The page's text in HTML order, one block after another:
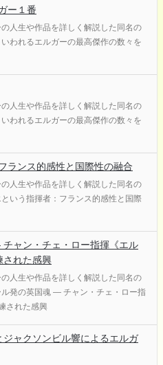
ー１番
人生や作品を詳しく解説した同名の
われるエルガーの最高傑作の数々を
人生や作品を詳しく解説した同名の
われるエルガーの最高傑作の数々を
ランス的感性と国際性の融合
人生や作品を詳しく解説した同名の
いう指揮者：フランス的感性と国際
ャン・チェ・ロー指揮《エル
された感興
人生や作品を詳しく解説した同名の
発の英国魂 ― チャン・チェ・ロー指
された感興
ャクソンビル響によるエルガ